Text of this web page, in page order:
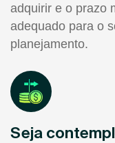
adquirir e o prazo
adequado para o
planejamento.
Seja